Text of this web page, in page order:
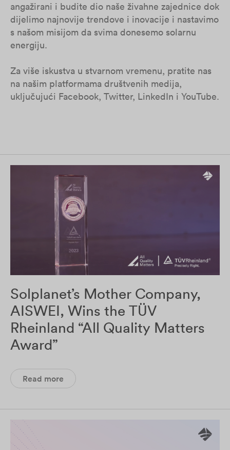
angažirani i budite dio naše živahne zajednice dok
dijelimo najnovije trendove i inovacije i nastavimo
s našom misijom da svima donesemo solarnu
energiju.
Za više iskustva u stvarnom vremenu, pratite nas
na našim platformama društvenih medija,
uključujući Facebook, Twitter, LinkedIn i YouTube.
Solplanet’s Mother Company,
AISWEI, Wins the TÜV
Rheinland “All Quality Matters
Award”
Read more